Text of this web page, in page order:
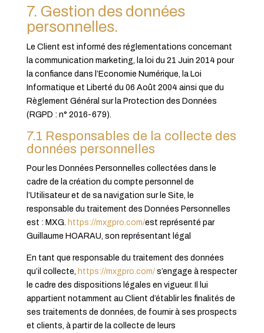
7. Gestion des données
personnelles.
Le Client est informé des réglementations concernant
la communication marketing, la loi du 21 Juin 2014 pour
la confiance dans l’Economie Numérique, la Loi
Informatique et Liberté du 06 Août 2004 ainsi que du
Règlement Général sur la Protection des Données
(RGPD : n° 2016-679).
7.1 Responsables de la collecte des
données personnelles
Pour les Données Personnelles collectées dans le
cadre de la création du compte personnel de
l’Utilisateur et de sa navigation sur le Site, le
responsable du traitement des Données Personnelles
est : MXG. https://mxgpro.com/est représenté par
Guillaume HOARAU, son représentant légal
En tant que responsable du traitement des données
qu’il collecte, https://mxgpro.com/s’engage à respecter
le cadre des dispositions légales en vigueur. Il lui
appartient notamment au Client d’établir les finalités de
ses traitements de données, de fournir à ses prospects
et clients, à partir de la collecte de leurs